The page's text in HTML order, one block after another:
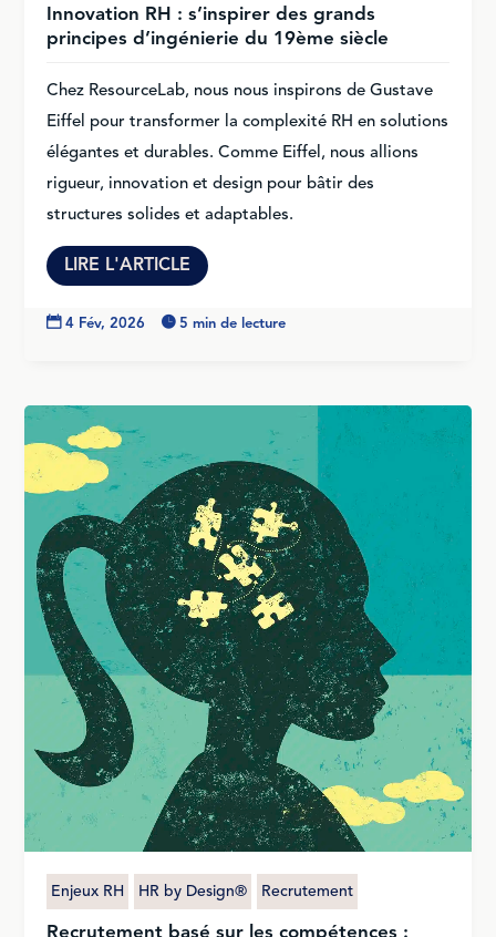
Innovation RH : s’inspirer des grands
principes d’ingénierie du 19ème siècle
Chez ResourceLab, nous nous inspirons de Gustave
Eiffel pour transformer la complexité RH en solutions
élégantes et durables. Comme Eiffel, nous allions
rigueur, innovation et design pour bâtir des
structures solides et adaptables.
LIRE L'ARTICLE
 4 Fév, 2026  5 min de lecture
Enjeux RH HR by Design® Recrutement
Recrutement basé sur les compétences :